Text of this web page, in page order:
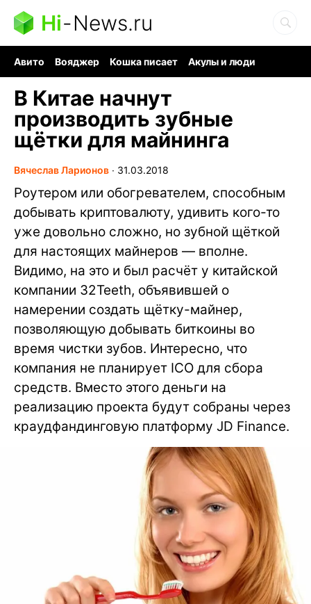
Hi-News.ru
Авито Вояджер Кошка писает
Акулы и люди
В Китае начнут
производить зубные
щётки для майнинга
Вячеслав Ларионов ∙ 31.03.2018
Роутером или обогревателем, способным
добывать криптовалюту, удивить кого-то
уже довольно сложно, но зубной щёткой
для настоящих майнеров — вполне.
Видимо, на это и был расчёт у китайской
компании 32Teeth, объявившей о
намерении создать щётку-майнер,
позволяющую добывать биткоины во
время чистки зубов. Интересно, что
компания не планирует ICO для сбора
средств. Вместо этого деньги на
реализацию проекта будут собраны через
краудфандинговую платформу JD Finance.